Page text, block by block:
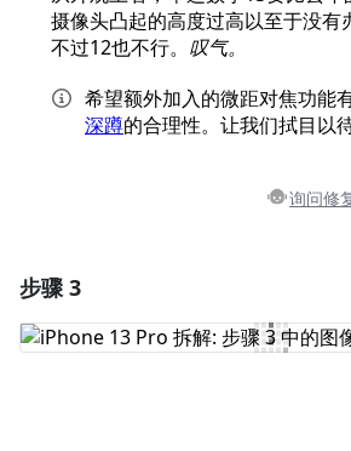
摄像头凸起的高度过高以至于没有
不过12也不行。 叹气。
希望额外加入的微距对焦功能
深蹲的合理性。让我们拭目以
询问修
添加评论
步骤 3